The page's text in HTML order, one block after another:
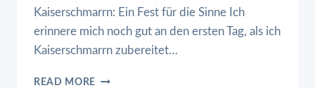
Kaiserschmarrn: Ein Fest für die Sinne Ich
erinnere mich noch gut an den ersten Tag, als ich
Kaiserschmarrn zubereitet…
READ MORE KAISERSCHMARRN